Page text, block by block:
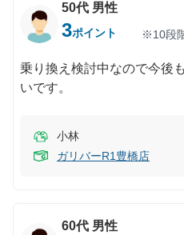
50代 男性
3ポイント ※10段
乗り換え検討中なので今後
いです。
小林
ガリバーR1豊橋店
60代 男性